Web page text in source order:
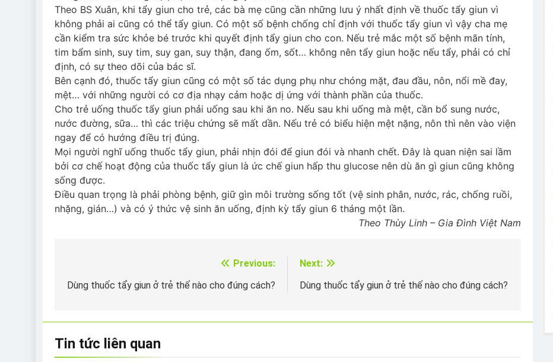
Theo BS Xuân, khi tẩy giun cho trẻ, các bà mẹ cũng cần những lưu ý nhất định về thuốc tẩy giun vì
không phải ai cũng có thể tẩy giun. Có một số bệnh chống chỉ định với thuốc tẩy giun vì vậy cha mẹ
cần kiểm tra sức khỏe bé trước khi quyết định tẩy giun cho con. Nếu trẻ mắc một số bệnh mãn tính,
tim bẩm sinh, suy tim, suy gan, suy thận, đang ốm, sốt… không nên tẩy giun hoặc nếu tẩy, phải có chỉ
định, có sự theo dõi của bác sĩ.
Bên cạnh đó, thuốc tẩy giun cũng có một số tác dụng phụ như chóng mặt, đau đầu, nôn, nổi mề đay,
mệt… với những người có cơ địa nhạy cảm hoặc dị ứng với thành phần của thuốc.
Cho trẻ uống thuốc tẩy giun phải uống sau khi ăn no. Nếu sau khi uống mà mệt, cần bổ sung nước,
nước đường, sữa… thì các triệu chứng sẽ mất dần. Nếu trẻ có biểu hiện mệt nặng, nôn thì nên vào viện
ngay để có hướng điều trị đúng.
Mọi người nghĩ uống thuốc tẩy giun, phải nhịn đói để giun đói và nhanh chết. Đây là quan niện sai lầm
bởi cơ chế hoạt động của thuốc tẩy giun là ức chế giun hấp thu glucose nên dù ăn gì giun cũng không
sống được.
Điều quan trọng là phải phòng bệnh, giữ gìn môi trường sống tốt (vệ sinh phân, nước, rác, chống ruồi,
nhặng, gián…) và có ý thức vệ sinh ăn uống, định kỳ tẩy giun 6 tháng một lần.
Theo Thùy Linh – Gia Đình Việt Nam
hướng
Previous:
Dùng thuốc tẩy giun ở trẻ thế nào cho đúng cách?
Next:
Dùng thuốc tẩy giun ở trẻ thế nào cho đúng cách?
Tin tức liên quan